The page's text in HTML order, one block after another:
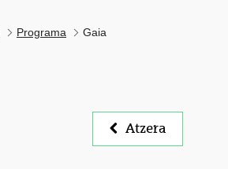
Programa Gaia
Atzera